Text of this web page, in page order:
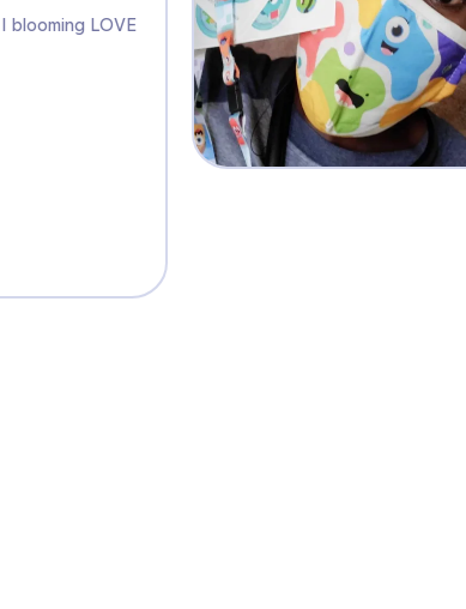
Class Dojo. I blooming LOVE